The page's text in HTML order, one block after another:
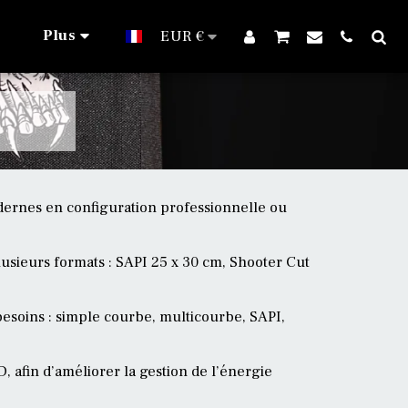
Plus EUR €
en configuration professionnelle ou
formats : SAPI 25 x 30 cm, Shooter Cut
: simple courbe, multicourbe, SAPI,
afin d’améliorer la gestion de l’énergie